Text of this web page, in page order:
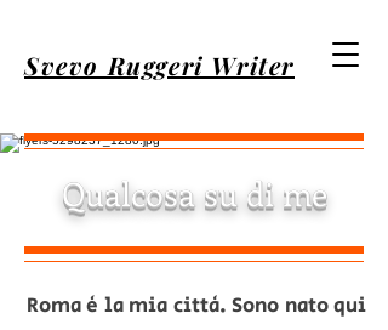
Svevo Ruggeri Writer
Qualcosa su di me
Roma è la mia città. Sono nato qui